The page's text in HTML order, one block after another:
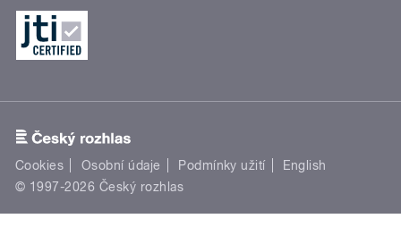
Cookies Osobní údaje Podmínky užití
English
© 1997-2026 Český rozhlas